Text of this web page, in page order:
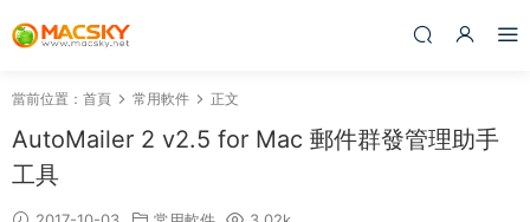
當前位置： 首頁 常用軟件 正文
AutoMailer 2 v2.5 for Mac 郵件群發管理助手
工具